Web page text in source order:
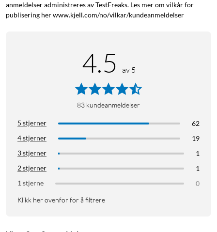
anmeldelser administreres av TestFreaks. Les mer om vilkår for
publisering her www.kjell.com/no/vilkar/kundeanmeldelser
4.5 av 5
83 kundeanmeldelser
5 stjerner
62
4 stjerner
19
3 stjerner
1
2 stjerner
1
1 stjerne
0
Klikk her ovenfor for å filtrere